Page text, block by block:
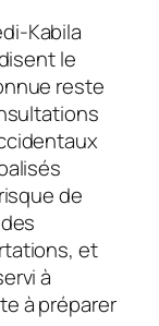
Kabila
le
reste
de
et
à
à préparer